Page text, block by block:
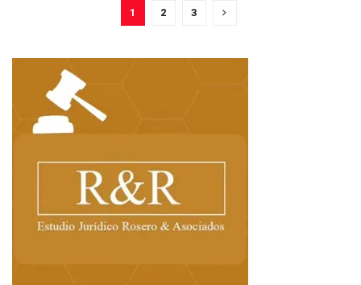
1 2 3